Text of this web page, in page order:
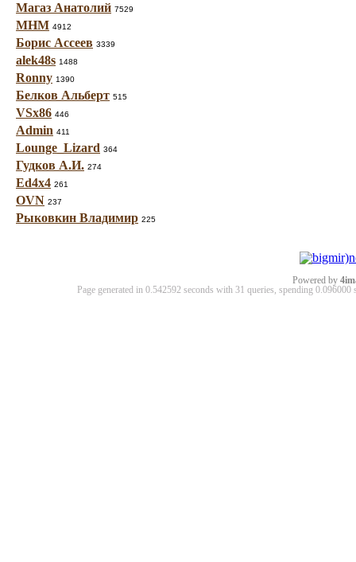
Магаз Анатолий 7529
МНМ 4912
Борис Ассеев 3339
alek48s 1488
Ronny 1390
Белков Альберт 515
VSx86 446
Admin 411
Lounge_Lizard 364
Гудков А.И. 274
Ed4x4 261
OVN 237
Рыковкин Владимир 225
Powered by
Page generated in 0.542592 seconds with 31 queries, spending